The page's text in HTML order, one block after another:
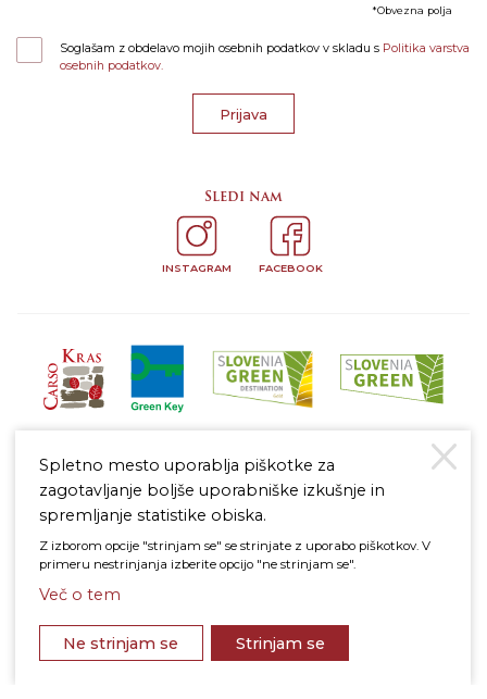
Obvezna polja
Soglašam z obdelavo mojih osebnih podatkov v skladu s Politika varstva
osebnih podatkov.
Prijava
Sledi nam
INSTAGRAM FACEBOOK
© 2026 Štanjel
Pravno obvestilo
Politika varstva osebnih podatkov
Spletno mesto uporablja piškotke za
zagotavljanje boljše uporabniške izkušnje in
spremljanje statistike obiska.
Z izborom opcije "strinjam se" se strinjate z uporabo piškotkov. V
primeru nestrinjanja izberite opcijo "ne strinjam se".
Več o tem
Ne strinjam se Strinjam se